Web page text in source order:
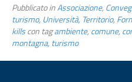
Pubblicato inAssociazione,
turismo,Università, Territorio,
killscon tagambiente,comune,
montagna,turismo